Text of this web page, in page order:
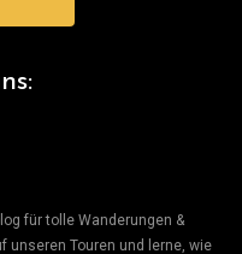
für tolle Wanderungen &
unseren Touren und lerne, wie